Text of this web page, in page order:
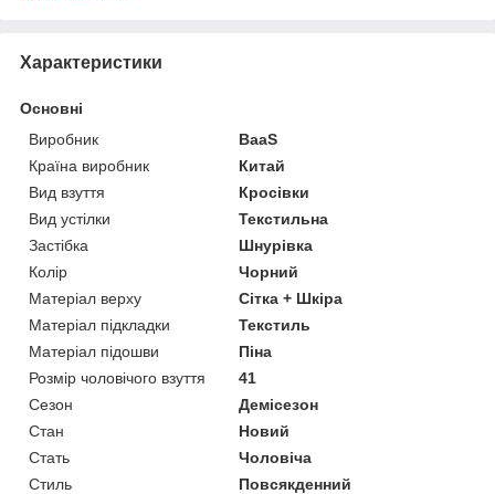
Характеристики
Основні
Виробник
BaaS
Країна виробник
Китай
Вид взуття
Кросівки
Вид устілки
Текстильна
Застібка
Шнурівка
Колір
Чорний
Матеріал верху
Сітка + Шкіра
Матеріал підкладки
Текстиль
Матеріал підошви
Піна
Розмір чоловічого взуття
41
Сезон
Демісезон
Стан
Новий
Стать
Чоловіча
Стиль
Повсякденний